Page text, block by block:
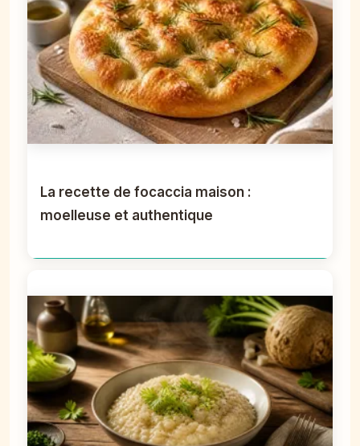
La recette de focaccia maison :
moelleuse et authentique